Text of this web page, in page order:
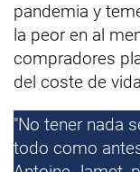
pandemia y
la peor en al
compradores
del coste de
"No tener nada
todo como